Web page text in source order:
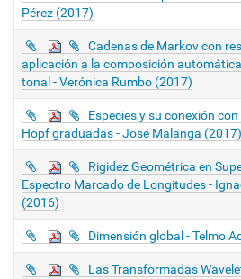
Pérez (2017)
Cadenas de Markov con
aplicación a la composición
tonal - Verónica Rumbo (2017)
Especies y su conexión
Hopf graduadas - José Malanga (2017)
Rigidez Geométrica en
Espectro Marcado de Longitudes -
(2016)
Dimensión global - Telmo
Las Transformadas